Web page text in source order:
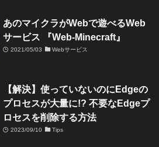
あのマイクラがWebで遊べるWeb
サービス 『Web-Minecraft』
2021/05/03 Webサービス
【解決】使っていないのにEdgeの
プロセスが大量に!? 不要なEdgeプ
ロセスを削除する方法
2023/09/10 Tips